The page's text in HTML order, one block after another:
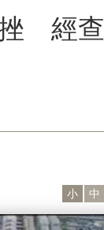
挫 經查
小 中